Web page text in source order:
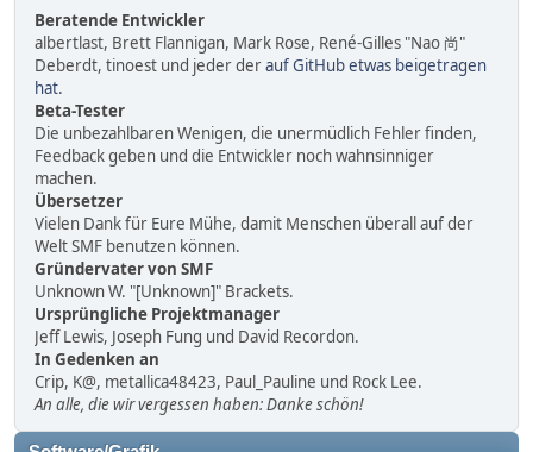
Beratende Entwickler
albertlast, Brett Flannigan, Mark Rose, René-Gilles "Nao 尚"
Deberdt, tinoest und jeder derauf GitHub etwas beigetragen
hat.
Beta-Tester
Die unbezahlbaren Wenigen, die unermüdlich Fehler finden,
Feedback geben und die Entwickler noch wahnsinniger
machen.
Übersetzer
Vielen Dank für Eure Mühe, damit Menschen überall auf der
Welt SMF benutzen können.
Gründervater von SMF
Unknown W. "[Unknown]" Brackets.
Ursprüngliche Projektmanager
Jeff Lewis, Joseph Fung und David Recordon.
In Gedenken an
Crip, K@, metallica48423, Paul_Pauline und Rock Lee.
An alle, die wir vergessen haben: Danke schön!